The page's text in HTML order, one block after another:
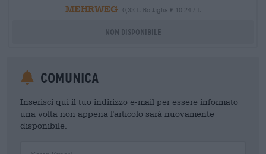
MEHRWEG
0,33 L Bottiglia € 10,24 / L
Non disponibile
Comunica
Inserisci qui il tuo indirizzo e-mail per essere informato
una volta non appena l'articolo sarà nuovamente
disponibile.